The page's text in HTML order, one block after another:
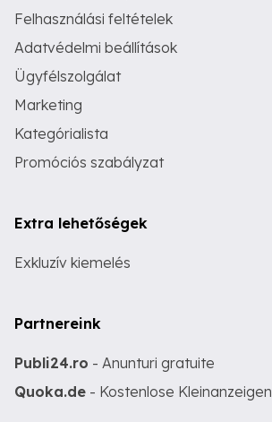
Felhasználási feltételek
Adatvédelmi beállítások
Ügyfélszolgálat
Marketing
Kategórialista
Promóciós szabályzat
Extra lehetőségek
Exkluzív kiemelés
Partnereink
Publi24.ro - Anunturi gratuite
Quoka.de - Kostenlose Kleinanzeigen